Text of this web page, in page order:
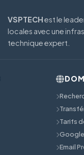
VSPTECHest le
locales avec une
technique expert.
Tarifs
Email